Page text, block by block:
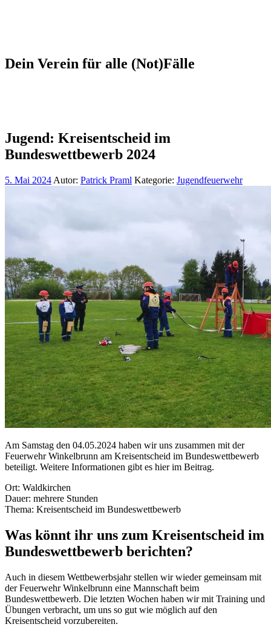
Dein Verein für alle (Not)Fälle
Jugend: Kreisentscheid im
Bundeswettbewerb 2024
5. Mai 2024 Autor: Patrick Praml Kategorie: Jugendfeuerwehr
Am Samstag den 04.05.2024 haben wir uns zusammen mit der
Feuerwehr Winkelbrunn am Kreisentscheid im Bundeswettbewerb
beteiligt. Weitere Informationen gibt es hier im Beitrag.
Ort: Waldkirchen
Dauer: mehrere Stunden
Thema: Kreisentscheid im Bundeswettbewerb
Was könnt ihr uns zum Kreisentscheid im
Bundeswettbewerb berichten?
Auch in diesem Wettbewerbsjahr stellen wir wieder gemeinsam mit
der Feuerwehr Winkelbrunn eine Mannschaft beim
Bundeswettbewerb. Die letzten Wochen haben wir mit Training und
Übungen verbracht, um uns so gut wie möglich auf den
Kreisentscheid vorzubereiten.